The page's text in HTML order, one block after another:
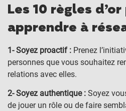
Les 10 règles
apprendre à
1- Soyez proactif : Prenez
personnes que vous souhaitez
relations avec elles.
2- Soyez authentique : Soyez
de jouer un rôle ou de faire